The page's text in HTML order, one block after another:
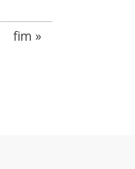
fim »